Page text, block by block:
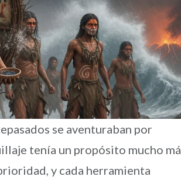
se aventuraban por
tenía un propósito mucho
y cada herramienta